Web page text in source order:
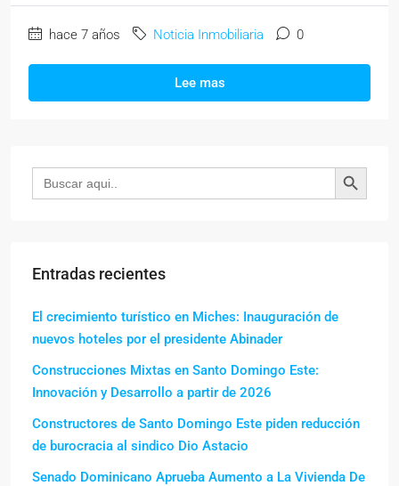
hace 7 años Noticia Inmobiliaria 0
Lee mas
Buscar: Botón de búsqueda
Entradas recientes
El crecimiento turístico en Miches: Inauguración de
nuevos hoteles por el presidente Abinader
Construcciones Mixtas en Santo Domingo Este:
Innovación y Desarrollo a partir de 2026
Constructores de Santo Domingo Este piden reducción
de burocracia al sindico Dio Astacio
Senado Dominicano Aprueba Aumento a La Vivienda De